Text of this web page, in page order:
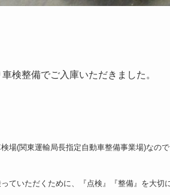
検整備でご入庫いただきました。
場(関東運輸局長指定自動車整備事業場)なの
ていただくために、『点検』『整備』を大切